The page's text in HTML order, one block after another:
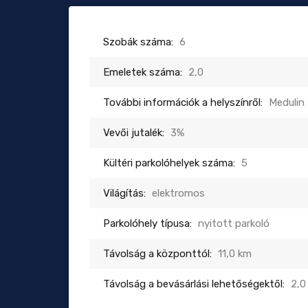
Szobák száma: 6
Emeletek száma: 2,0
További információk a helyszínről: Medulin
Vevői jutalék: 3%
Kültéri parkolóhelyek száma: 5
Világítás: elektromos
Parkolóhely típusa: nyitott parkoló
Távolság a központtól: 11,0 km
Távolság a bevásárlási lehetőségektől: 2,0